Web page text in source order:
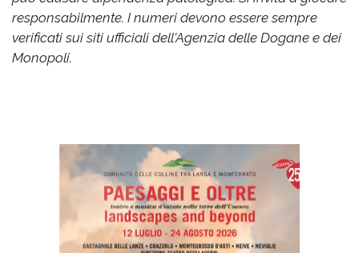
responsabilmente. I numeri devono essere sempre
verificati sui siti ufficiali dell'Agenzia delle Dogane e dei
Monopoli.